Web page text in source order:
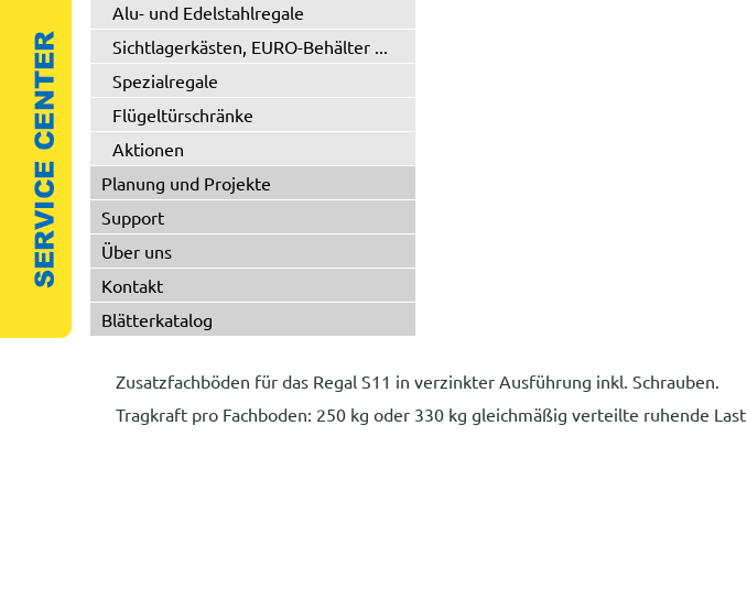
Alu- und Edelstahlregale
Sichtlagerkästen, EURO-Behälter ...
Spezialregale
Flügeltürschränke
Aktionen
Planung und Projekte
Support
Über uns
Kontakt
Blätterkatalog
Zusatzfachböden für das Regal S11 in verzinkter Ausführung inkl. Schrauben.
Tragkraft pro Fachboden: 250 kg oder 330 kg gleichmäßig verteilte ruhende Last